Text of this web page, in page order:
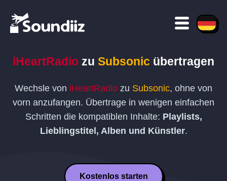
iHeartRadio zu Subsonic übertragen
Wechsle von iHeartRadio zu Subsonic, ohne von
vorn anzufangen. Übertrage in wenigen einfachen
Schritten die kompatiblen Inhalte: Playlists,
Lieblingstitel, Alben und Künstler.
Kostenlos starten